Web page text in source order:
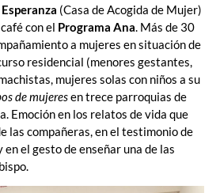
(Casa de Acogida de Mujer)
con el Programa Ana. Más de 30
a mujeres en situación de
residencial (menores gestantes,
mujeres solas con niños a su
de mujeresen trece parroquias de
Emoción en los relatos de vida que
las compañeras, en el testimonio de
el gesto de enseñar una de las